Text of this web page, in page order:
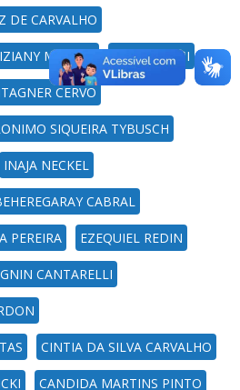
DE CARVALHO
MÜLLER LILIANA ESSI
CERVO
SIQUEIRA TYBUSCH
INAJA NECKEL
CABRAL
PEREIRA EZEQUIEL REDIN
CANTARELLI
CINTIA DA SILVA CARVALHO
CANDIDA MARTINS PINTO